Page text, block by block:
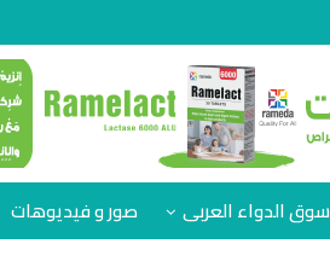
سوق الدواء العربى صور و فيديوهات